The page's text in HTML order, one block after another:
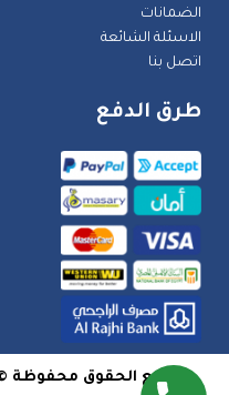
الضمانات
الاسئلة الشائعة
اتصل بنا
طرق الدفع